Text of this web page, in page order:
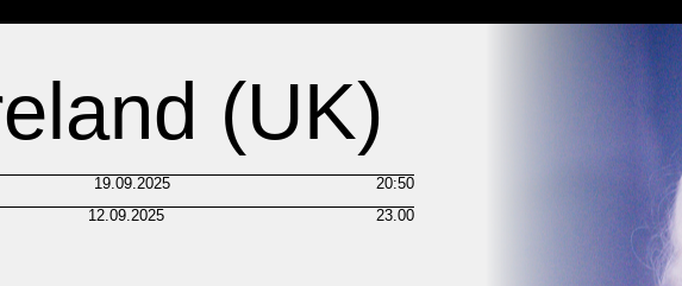
(UK)
19.09.2025
20:50
12.09.2025
23.00